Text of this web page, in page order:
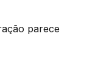
parece